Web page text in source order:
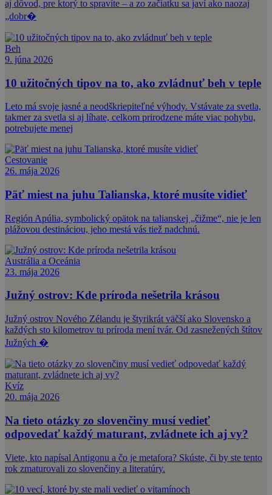
aj dôvod, pre ktorý to spravíte – a zo začiatku sa javí ako naozaj
„dobr�
Beh
9. júna 2026
10 užitočných tipov na to, ako zvládnuť beh v teple
Leto má svoje jasné a neodškriepiteľné výhody. Vstávate za svetla,
takmer za svetla si aj líhate, celkom prirodzene máte viac pohybu,
potrebujete menej
Cestovanie
26. mája 2026
Päť miest na juhu Talianska, ktoré musíte vidieť
Región Apúlia, symbolický opätok na talianskej „čižme“, nie je len
plážovou destináciou, jeho mestá vás tiež nadchnú.
Austrália a Oceánia
23. mája 2026
Južný ostrov: Kde príroda nešetrila krásou
Južný ostrov Nového Zélandu je štyrikrát väčší ako Slovensko a
každých sto kilometrov tu príroda mení tvár. Od zasnežených štítov
Južných �
Kvíz
20. mája 2026
Na tieto otázky zo slovenčiny musí vedieť
odpovedať každý maturant, zvládnete ich aj vy?
Viete, kto napísal Antigonu a čo je metafora? Skúste, či by ste tento
rok zmaturovali zo slovenčiny a literatúry.